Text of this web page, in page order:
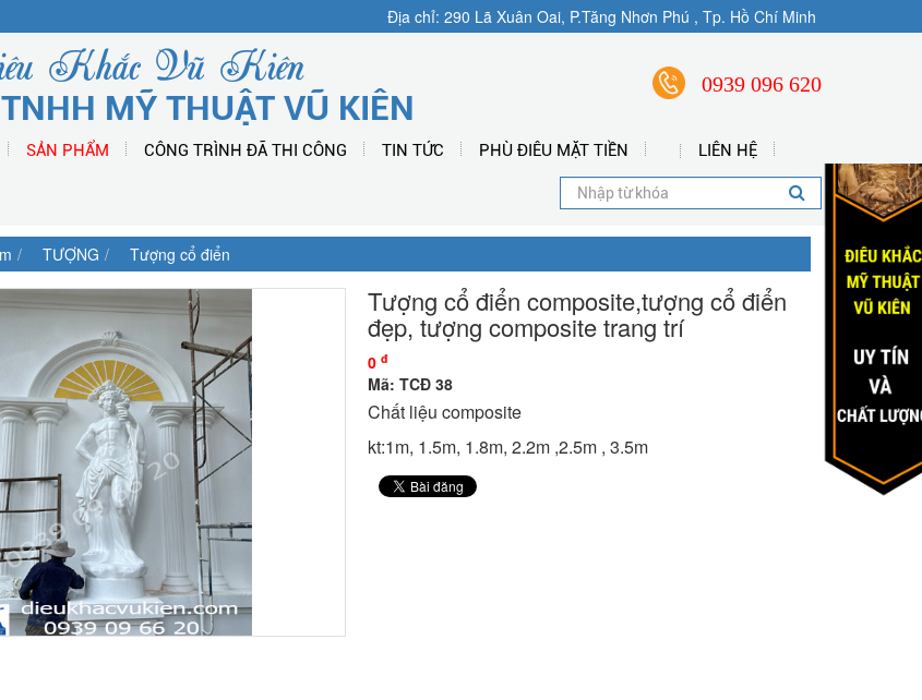
Địa chỉ: 290 Lã Xuân Oai, P.Tăng Nhơn Phú , Tp. Hồ Chí Minh
Khắc Vũ Kiên
MỸ THUẬT VŨ KIÊN
0939 096 620
SẢN PHẨM CÔNG TRÌNH ĐÃ THI CÔNG TIN TỨC PHÙ ĐIÊU MẶT TIỀN LIÊN HỆ
TƯỢNG Tượng cổ điển
Tượng cổ điển composite,tượng cổ điển
đẹp, tượng composite trang trí
0 đ
Mã: TCĐ 38
Chất liệu composite
kt:1m, 1.5m, 1.8m, 2.2m ,2.5m , 3.5m